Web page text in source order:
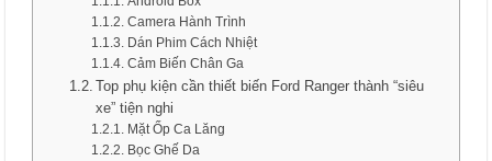
Camera Hành Trình
Dán Phim Cách Nhiệt
Cảm Biến Chân Ga
Top phụ kiện cần thiết biến Ford Ranger thành “siêu
xe” tiện nghi
Mặt Ốp Ca Lăng
Bọc Ghế Da